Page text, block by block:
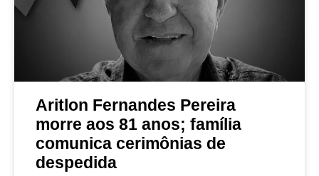
Aritlon Fernandes Pereira
morre aos 81 anos; família
comunica cerimônias de
despedida